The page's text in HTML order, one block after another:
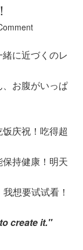
に近づくのレ
お腹がいっぱ
庆祝！吃得超
持健康！明天
想要试试看！
create it."